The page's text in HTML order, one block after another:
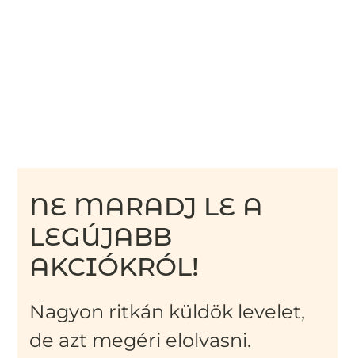
NE MARADJ LE A
LEGÚJABB
AKCIÓKRÓL!
Nagyon ritkán küldök levelet,
de azt megéri elolvasni.